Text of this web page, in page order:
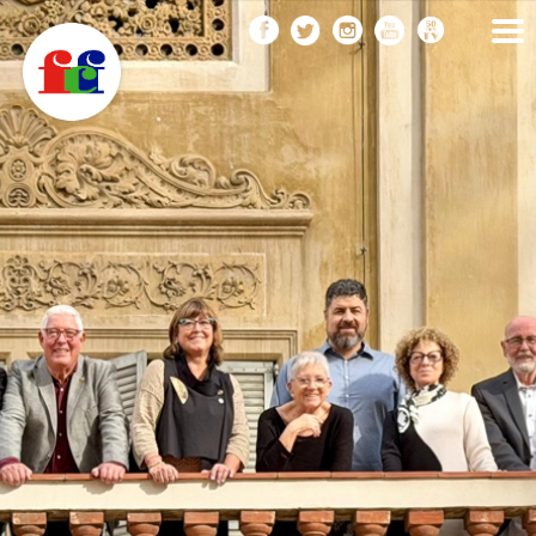
Vés
al
FEDERACIÓ CATALANA
DE FOTOGRAFIA
F
C
F